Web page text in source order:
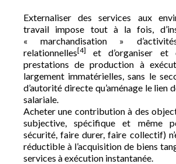
Externaliser des services aux
travail impose tout à la fois,
« marchandisation »
relationnelles[4]
et d’organiser et
prestations de production à
largement immatérielles, sans le
d’autorité directe qu’aménage le lien
salariale.
Acheter une contribution à des
subjective, spécifique et même
sécurité, faire durer, faire collectif)
réductible à l’acquisition de biens
services à exécution instantanée.